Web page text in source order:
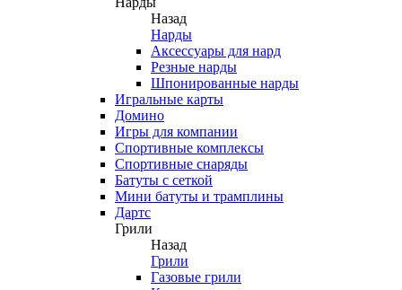
Назад
Нарды
Аксессуары для нард
Резные нарды
Шпонированные нарды
Игральные карты
Домино
Игры для компании
Спортивные комплексы
Спортивные снаряды
Батуты с сеткой
Мини батуты и трамплины
Дартс
Грили
Назад
Грили
Газовые грили